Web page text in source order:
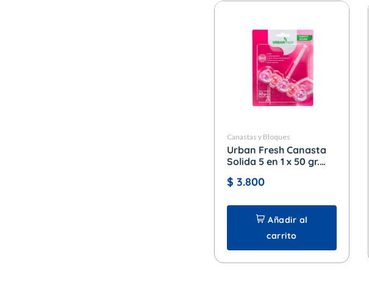
Canastas y Bloques
Urban Fresh Canasta
Solida 5 en 1 x 50 gr.
$ 3.800
Añadir al
carrito